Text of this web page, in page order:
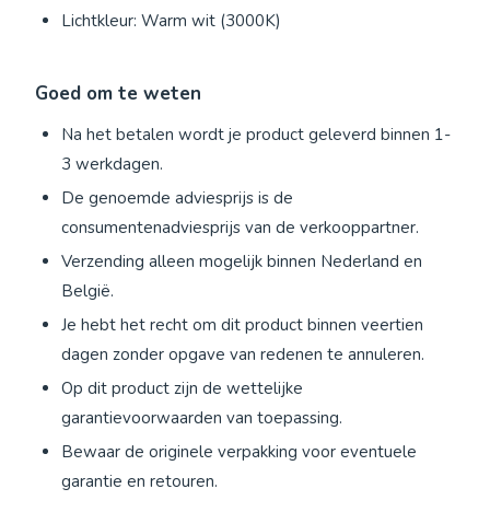
Lichtkleur: Warm wit (3000K)
Goed om te weten
Na het betalen wordt je product geleverd binnen 1-
3 werkdagen.
De genoemde adviesprijs is de
consumentenadviesprijs van de verkooppartner.
Verzending alleen mogelijk binnen Nederland en
België.
Je hebt het recht om dit product binnen veertien
dagen zonder opgave van redenen te annuleren.
Op dit product zijn de wettelijke
garantievoorwaarden van toepassing.
Bewaar de originele verpakking voor eventuele
garantie en retouren.